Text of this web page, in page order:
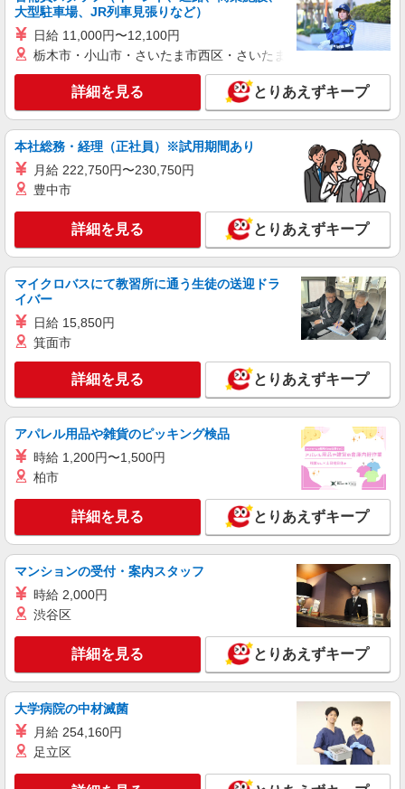
を想定しています。 ※管理職採用の場合は「管理
監督者」に該当するため、時間外・休日労働に対
する割増賃金の支給対象外となります。 【給与更
改】年1回(7月) 【賃金形態】月給制
詳細を見る
正社員 職業紹介
ニッセイ・ウェルス生命保険株式会社
生命保険会社の一般事務
月給274,000円〜549,100円(残業代別) 年収
4,100,000円 〜8,400,000円(賞与・残業代含む)
慮し、経験・能力に応じて決定します。 ※非管理
職としての採用を想定しています。
東京都品川区大崎2-1-1 Think Park Tower 23
キープ 詳細を見る
ニッセイ・ウェルス生命保険株式会社
〜13,941,400円(業績賞与・残業代含む) （賞与 年
験・能力に応じて決定します。 ※「管理監督者」
に該当するため、時間外・休日労働に対する割増
賃金の支給対象外となります。 【給与更改】年1
東京都品川区大崎2-1-1 Think Park Tower （変
更の範囲）会社の定める事業所（在宅勤務を行う
場所を含む）
キープ 詳細を見る
アルバイト パート 職業紹介
株式会社フルキャスト東京支社/EA0401G-10W
カンタン事務・データ入力スタッフ
時給1600円〜1800円（22:00〜翌5:00の深夜手
当で時給UP） ※給与幅は経験・能力による
東京都品川区
キープ 詳細を見る
株式会社フルキャスト東京支社/EA0401G-10O
カンタン軽作業スタッフ（仕分け・シール貼り
など）
時給1600円〜1800円（22:00〜翌5:00の深夜手
当で時給UP） ※給与幅は経験・能力による
大型駐車場、JR列車見張りなど）
日給 11,000円〜12,100円
栃木市・小山市・さいたま市西区・さいたま市岩槻区・久喜市・
詳細を見る とりあえずキープ
本社総務・経理（正社員）※試用期間あり
月給 222,750円〜230,750円
豊中市
詳細を見る とりあえずキープ
マイクロバスにて教習所に通う生徒の送迎ドラ
イバー
日給 15,850円
箕面市
詳細を見る とりあえずキープ
アパレル用品や雑貨のピッキング検品
時給 1,200円〜1,500円
柏市
詳細を見る とりあえずキープ
マンションの受付・案内スタッフ
時給 2,000円
渋谷区
詳細を見る とりあえずキープ
大学病院の中材滅菌
月給 254,160円
足立区